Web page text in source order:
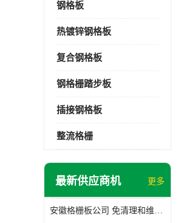
钢格板
热镀锌钢格板
复合钢格板
钢格栅踏步板
插接钢格板
整流格栅
最新供应商机 更多
安徽格栅板公司 免清理和维护 安装需要人工少